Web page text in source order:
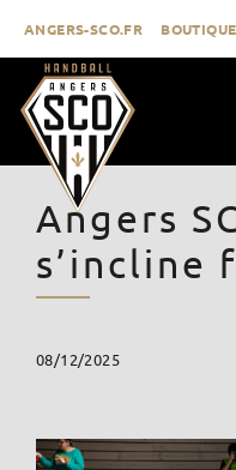
contenu
ANGERS-SCO.FR BOUTIQUE
CLUB
Angers
s’incline
08/12/2025